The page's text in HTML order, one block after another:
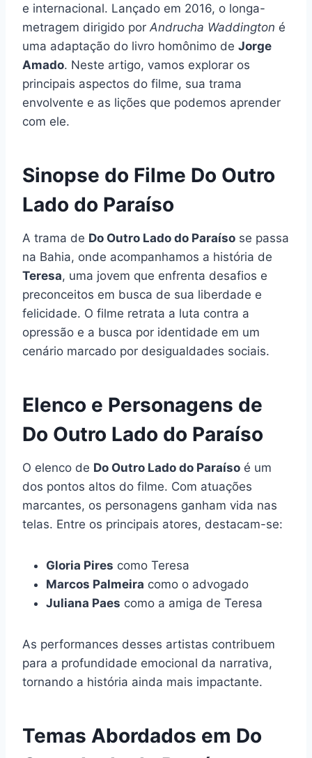
e internacional. Lançado em 2016, o longa-
metragem dirigido por Andrucha Waddington é
uma adaptação do livro homônimo de Jorge
Amado. Neste artigo, vamos explorar os
principais aspectos do filme, sua trama
envolvente e as lições que podemos aprender
com ele.
Sinopse do Filme Do Outro
Lado do Paraíso
A trama de Do Outro Lado do Paraíso se passa
na Bahia, onde acompanhamos a história de
Teresa, uma jovem que enfrenta desafios e
preconceitos em busca de sua liberdade e
felicidade. O filme retrata a luta contra a
opressão e a busca por identidade em um
cenário marcado por desigualdades sociais.
Elenco e Personagens de
Do Outro Lado do Paraíso
O elenco de Do Outro Lado do Paraíso é um
dos pontos altos do filme. Com atuações
marcantes, os personagens ganham vida nas
telas. Entre os principais atores, destacam-se:
Gloria Pires como Teresa
Marcos Palmeira como o advogado
Juliana Paes como a amiga de Teresa
As performances desses artistas contribuem
para a profundidade emocional da narrativa,
tornando a história ainda mais impactante.
Temas Abordados em Do